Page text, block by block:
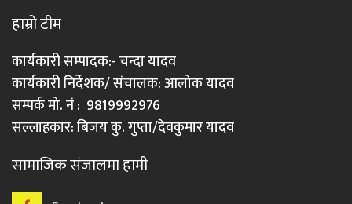
हाम्रो टीम
कार्यकारी सम्पादक:- चन्दा यादव
कार्यकारी निर्देशक/ संचालक: आलोक यादव
सम्पर्क मो. नं : 9819992976
सल्लाहकार: बिजय कु. गुप्ता/देवकुमार यादव
सामाजिक संजालमा हामी